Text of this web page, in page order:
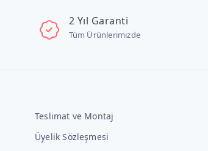
2 Yıl Garanti
Tüm Ürünlerimizde
Teslimat ve Montaj
Üyelik Sözleşmesi